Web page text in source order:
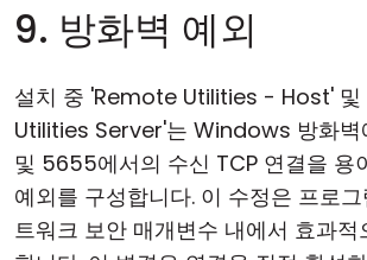
9. 방화벽 예외
설치 중 'Remote Utilities - Host'
Utilities Server'는 Windows 방화
및 5655에서의 수신 TCP 연결을 용
예외를 구성합니다. 이 수정은 프로
트워크 보안 매개변수 내에서 효과적